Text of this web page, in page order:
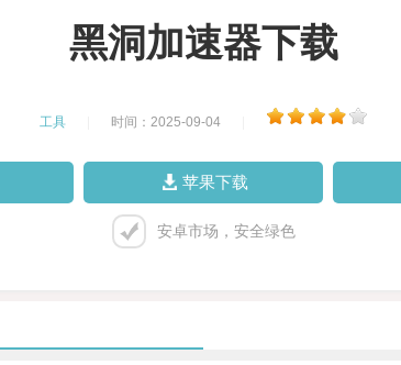
黑洞加速器下载
工具 时间：2025-09-04
苹果下载
安卓市场，安全绿色